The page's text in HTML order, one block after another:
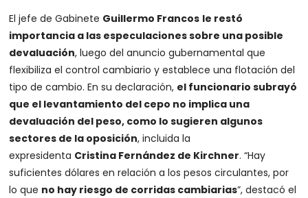
El jefe de Gabinete Guillermo Francos le restó
importancia a las especulaciones sobre una posible
devaluación, luego del anuncio gubernamental que
flexibiliza el control cambiario y establece una flotación del
tipo de cambio. En su declaración, el funcionario subrayó
que el levantamiento del cepo no implica una
devaluación del peso, como lo sugieren algunos
sectores de la oposición, incluida la
expresidenta Cristina Fernández de Kirchner. “Hay
suficientes dólares en relación a los pesos circulantes, por
lo que no hay riesgo de corridas cambiarias”, destacó el